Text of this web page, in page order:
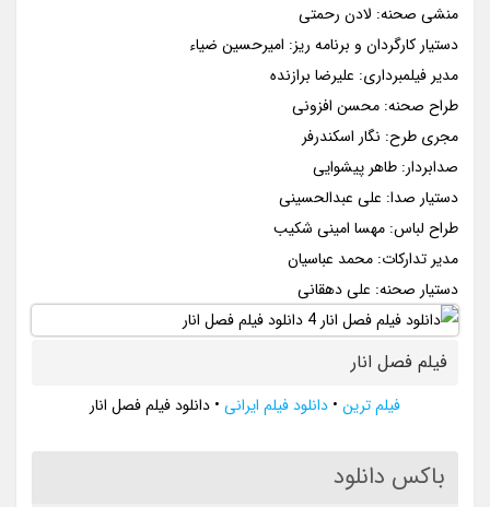
منشی صحنه: لادن رحمتی
دستیار کارگردان و برنامه ریز: امیرحسین ضیاء
مدیر فیلمبرداری: علیرضا برازنده
طراح صحنه: محسن افزونی
مجری طرح: نگار اسکندرفر
صدابردار: طاهر پیشوایی
دستیار صدا: علی عبدالحسینی
طراح لباس: مهسا امینی شکیب
مدیر تدارکات: محمد عباسیان
دستیار صحنه: علی دهقانی
فیلم فصل انار
فیلم ترین • دانلود فیلم ایرانی • دانلود فیلم فصل انار
باکس دانلود